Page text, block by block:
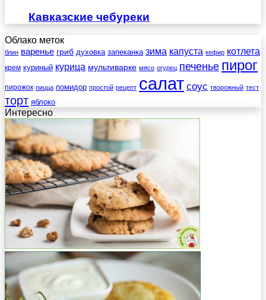
Кавказские чебуреки
Облако меток
блин варенье гриб духовка запеканка зима капуста кефир котлета
крем куриный курица мультиварке мясо огурец печенье пирог
пирожок пицца помидор простой рецепт салат соус творожный тест
торт яблоко
Интересно